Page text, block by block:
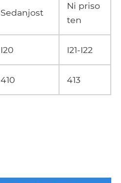
Sedanjost
Ni priso
ten
I20 I21-I22
410 413